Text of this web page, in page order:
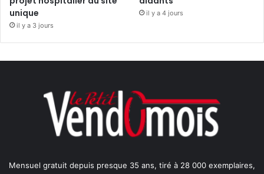
unique
il y a 3 jours
il y a 4 jours
Mensuel gratuit depuis presque 35 ans, tiré à 28 000 exemplaires,